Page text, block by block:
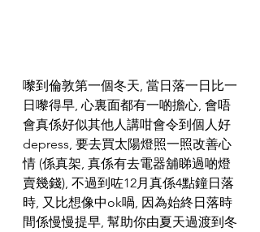
嚟到倫敦第一個冬天, 當日落一日比一
日嚟得早, 心裏面都有一啲擔心, 會唔
會真係好似其他人講咁會令到個人好
depress, 要去買太陽燈照一照改善心
情 (係真架, 真係有去電器舖睇過啲燈
賣幾錢), 不過到咗12月真係4點鐘日落
時, 又比想像中ok喎, 因為始終日落時
間係慢慢提早, 幫助你由夏天過渡到冬